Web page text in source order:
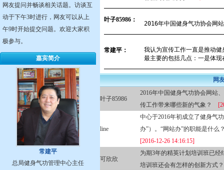
网友提问并畅谈相关话题。访谈互
动于下午3时进行，网友可以从上
午9时开始提交问题。欢迎大家积
极参与。
嘉宾简介
常建平
总局健身气功管理中心主任
网
叶子85986
2016年中国健身气功协会网站
传工作带来哪些新的气象？
line
中心于2016年初成立了健身气
办”）。“网站办”的职能是什
[2016-12-26 14:16:15]
可欣欣
为期3年的精英计划培训班已
培训班还会有怎样的创新方式？